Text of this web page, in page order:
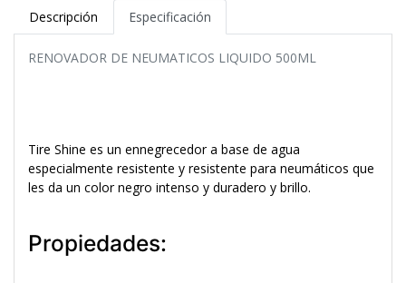
Descripción Especificación
RENOVADOR DE NEUMATICOS LIQUIDO 500ML
Tire Shine es un ennegrecedor a base de agua
especialmente resistente y resistente para neumáticos que
les da un color negro intenso y duradero y brillo.
Propiedades: